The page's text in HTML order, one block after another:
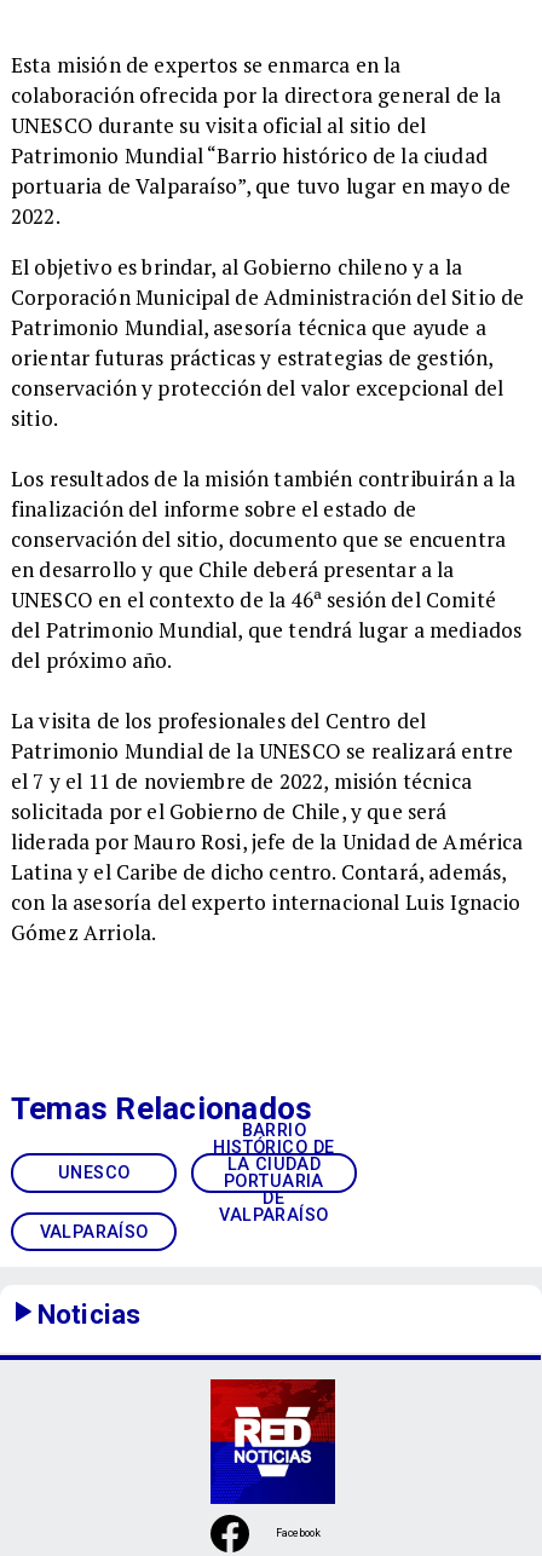
Esta misión de expertos se enmarca en la
colaboración ofrecida por la directora general de la
UNESCO durante su visita oficial al sitio del
Patrimonio Mundial “Barrio histórico de la ciudad
portuaria de Valparaíso”, que tuvo lugar en mayo de
2022.
El objetivo es brindar, al Gobierno chileno y a la
Corporación Municipal de Administración del Sitio de
Patrimonio Mundial, asesoría técnica que ayude a
orientar futuras prácticas y estrategias de gestión,
conservación y protección del valor excepcional del
sitio.
Los resultados de la misión también contribuirán a la
finalización del informe sobre el estado de
conservación del sitio, documento que se encuentra
en desarrollo y que Chile deberá presentar a la
UNESCO en el contexto de la 46ª sesión del Comité
del Patrimonio Mundial, que tendrá lugar a mediados
del próximo año.
La visita de los profesionales del Centro del
Patrimonio Mundial de la UNESCO se realizará entre
el 7 y el 11 de noviembre de 2022, misión técnica
solicitada por el Gobierno de Chile, y que será
liderada por Mauro Rosi, jefe de la Unidad de América
Latina y el Caribe de dicho centro. Contará, además,
con la asesoría del experto internacional Luis Ignacio
Gómez Arriola.
UNESCO
BARRIO
HISTÓRICO DE
LA CIUDAD
PORTUARIA
DE
VALPARAÍSO
VALPARAÍSO
Temas Relacionados
Noticias
Facebook